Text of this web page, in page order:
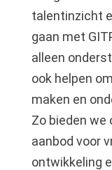
talentinzicht
gaan met
alleen
ook helpen
maken en
Zo bieden we
aanbod voor
ontwikkeling